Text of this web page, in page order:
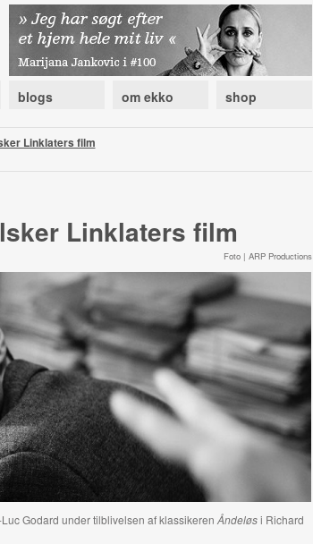
blogs om ekko shop
Linklaters film
Linklaters film
Foto | ARP Productions
Godard under tilblivelsen af klassikeren Åndeløsi Richard